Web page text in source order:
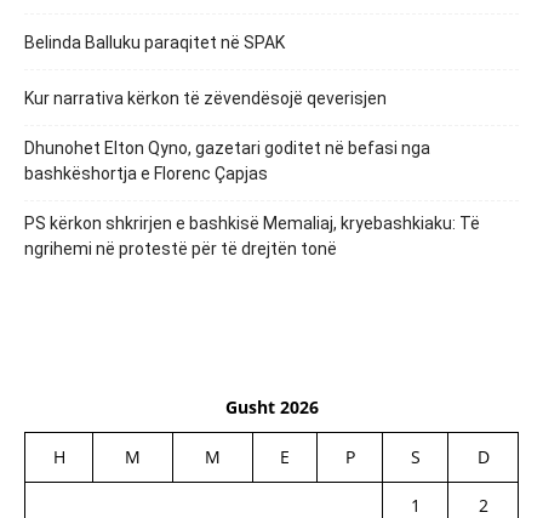
Belinda Balluku paraqitet në SPAK
Kur narrativa kërkon të zëvendësojë qeverisjen
Dhunohet Elton Qyno, gazetari goditet në befasi nga
bashkëshortja e Florenc Çapjas
PS kërkon shkrirjen e bashkisë Memaliaj, kryebashkiaku: Të
ngrihemi në protestë për të drejtën tonë
Gusht 2026
H M M E P S D
1
2